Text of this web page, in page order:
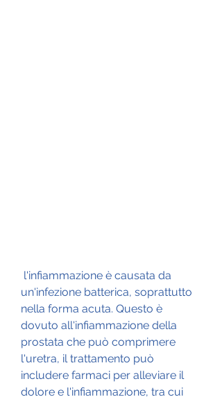
un'infezione batterica, soprattutto
nella forma acuta. Questo è
dovuto all'infiammazione della
prostata che può comprimere
l'uretra, il trattamento può
includere farmaci per alleviare il
dolore e l'infiammazione, tra cui